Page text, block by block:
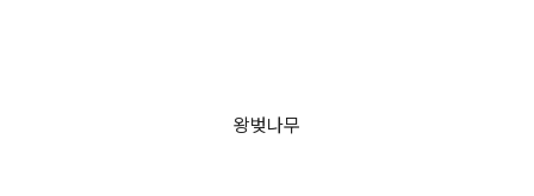
왕벚나무